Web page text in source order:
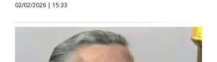
02/02/2026 | 15:33